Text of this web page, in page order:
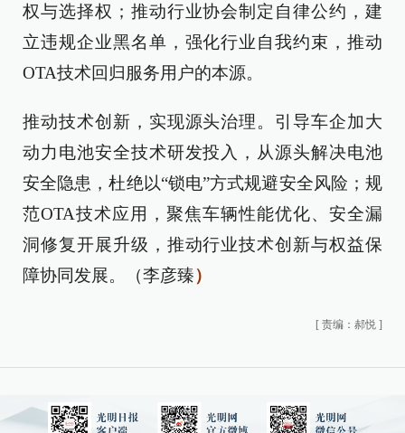
权与选择权；推动行业协会制定自律公约，建
立违规企业黑名单，强化行业自我约束，推动
OTA技术回归服务用户的本源。
推动技术创新，实现源头治理。引导车企加大
动力电池安全技术研发投入，从源头解决电池
安全隐患，杜绝以“锁电”方式规避安全风险；规
范OTA技术应用，聚焦车辆性能优化、安全漏
洞修复开展升级，推动行业技术创新与权益保
障协同发展。（李彦臻）
[ 责编：郝悦 ]